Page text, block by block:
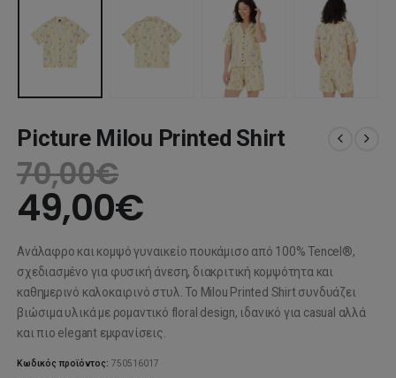
Picture Milou Printed Shirt
70,00€
49,00€
Ανάλαφρο και κομψό γυναικείο πουκάμισο από 100% Tencel®,
σχεδιασμένο για φυσική άνεση, διακριτική κομψότητα και
καθημερινό καλοκαιρινό στυλ. Το Milou Printed Shirt συνδυάζει
βιώσιμα υλικά με ρομαντικό floral design, ιδανικό για casual αλλά
και πιο elegant εμφανίσεις.
Κωδικός προϊόντος:750516017